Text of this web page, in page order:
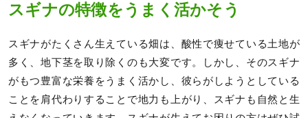
スギナの特徴をうまく活かそう
スギナがたくさん生えている畑は、酸性で痩せている土地が
多く、地下茎を取り除くのも大変です。しかし、そのスギナ
がもつ豊富な栄養をうまく活かし、彼らがしようとしている
ことを肩代わりすることで地力も上がり、スギナも自然と生